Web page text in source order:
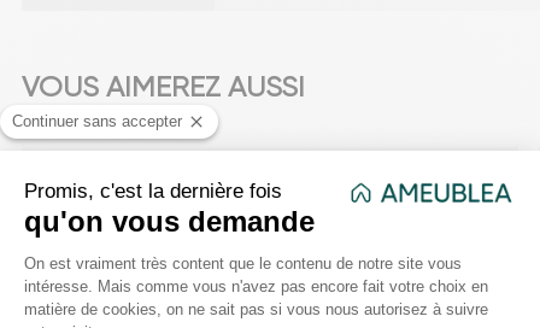
VOUS AIMEREZ AUSSI